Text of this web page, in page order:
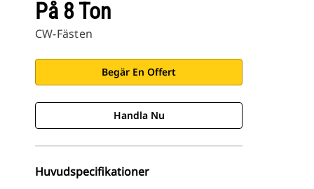
På 8 Ton
CW-Fästen
Begär En Offert
Handla Nu
Huvudspecifikationer